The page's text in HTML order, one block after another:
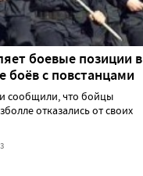
боевые позиции в
боёв с повстанцами
сообщили, что бойцы
отказались от своих
3